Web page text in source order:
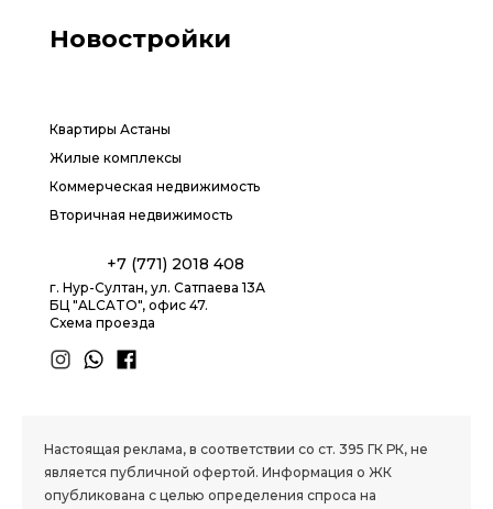
Новостройки
Квартиры Астаны
Жилые комплексы
Коммерческая недвижимость
Вторичная недвижимость
+7 (771) 2018 408
г. Нур-Султан, ул. Сатпаева 13А
БЦ "ALCATO", офис 47.
Схема проезда
Настоящая реклама, в соответствии со ст. 395 ГК РК, не
является публичной офертой. Информация о ЖК
опубликована с целью определения спроса на